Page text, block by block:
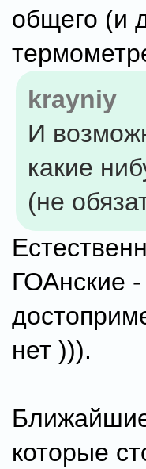
общего (и
krayniy
И
какие
(не
ГОАнские -
нет ))).
которые